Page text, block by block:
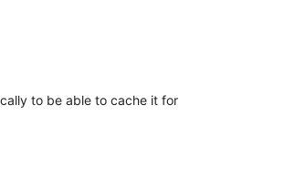
to be able to cache it for